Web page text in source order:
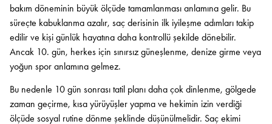
bakım döneminin büyük ölçüde tamamlanması anlamına gelir. Bu
süreçte kabuklanma azalır, saç derisinin ilk iyileşme adımları takip
edilir ve kişi günlük hayatına daha kontrollü şekilde dönebilir.
Ancak 10. gün, herkes için sınırsız güneşlenme, denize girme veya
yoğun spor anlamına gelmez.
Bu nedenle 10 gün sonrası tatil planı daha çok dinlenme, gölgede
zaman geçirme, kısa yürüyüşler yapma ve hekimin izin verdiği
ölçüde sosyal rutine dönme şeklinde düşünülmelidir. Saç ekimi